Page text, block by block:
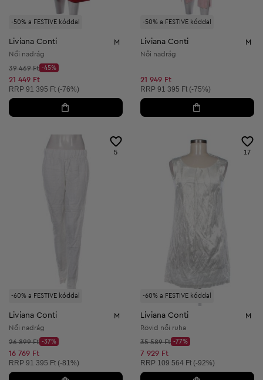
-50% a FESTIVE kóddal
Liviana Conti M
Női nadrág
Kezdő ár:
39 469 Ft
Discount Price:
-45%
Csökkentett ár:
21 449 Ft
Ajánlott ár:
RRP 91 395 Ft (-76%)
-50% a FESTIVE kóddal
Liviana Conti M
Női nadrág
21 949 Ft
Ajánlott ár:
RRP 91 395 Ft (-75%)
-60% a FESTIVE kóddal
5
Liviana Conti M
Női nadrág
Kezdő ár:
26 899 Ft
Discount Price:
-37%
Csökkentett ár:
16 769 Ft
Ajánlott ár:
RRP 91 395 Ft (-81%)
-60% a FESTIVE kóddal
17
Liviana Conti M
Rövid női ruha
Kezdő ár:
35 589 Ft
Discount Price:
-77%
Csökkentett ár:
7 929 Ft
Ajánlott ár:
RRP 109 564 Ft (-92%)